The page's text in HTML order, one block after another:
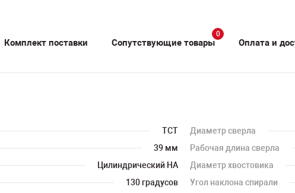
Комплект поставки Сопутствующие товары
0
Оплата и
TCT Диаметр сверла
39 мм Рабочая длина сверла
Цилиндрический HA Диаметр хвостовика
130 градусов Угол наклона спирали